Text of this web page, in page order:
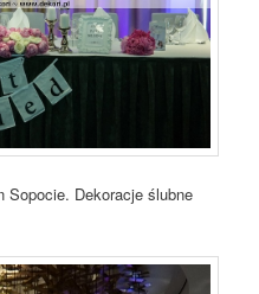
Sopocie. Dekoracje ślubne